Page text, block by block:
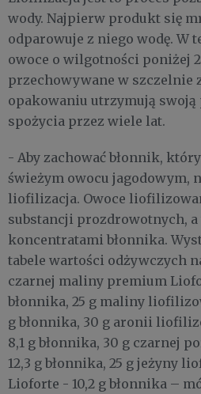
wody. Najpierw produkt się
odparowuje z niego wodę. W
owoce o wilgotności poniżej
przechowywane w szczelnie
opakowaniu utrzymują swoją
spożycia przez wiele lat.
- Aby zachować błonnik,
świeżym owocu jagodowym,
liofilizacja. Owoce
substancji prozdrowotnych,
koncentratami błonnika.
tabele wartości odżywczych
czarnej maliny premium
błonnika, 25 g maliny
g błonnika, 30 g aronii
8,1 g błonnika, 30 g czarnej
12,3 g błonnika, 25 g jeżyny
Lioforte - 10,2 g błonnika –